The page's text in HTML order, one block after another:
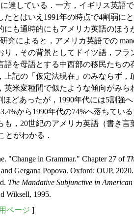
達している．一方，イギリス英語
たとはいえ1991年の時点で4割弱に
にも通時的にもアメリカ英語のほう
究によると，アメリカ英語での
り，その背景としてドイツ語，フ
語を母語とする中西部の移民たちの
記の「仮定法現在」のみならず，
英米変種間で似たような傾向がみ
ほどあったが，1990年代には5割強
から1990年代の74%へ落ちてい
，20世紀のアメリカ英語（書き言
とがわかる．
"Change in Grammar." Chapter 27 of
Gergana Popova. Oxford: OUP,
The Mandative Subjunctive in
Wiksell, 1995.
ページ ]